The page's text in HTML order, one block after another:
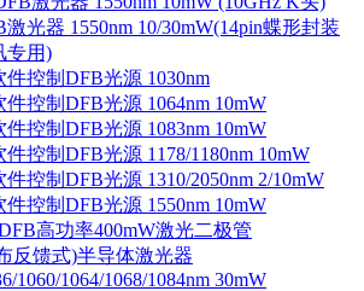
光器 1550nm 10/30mW(14pin蝶形封装
专用)
件控制DFB光源 1030nm
件控制DFB光源 1064nm 10mW
件控制DFB光源 1083nm 10mW
件控制DFB光源 1178/1180nm 10mW
件控制DFB光源 1310/2050nm 2/10mW
件控制DFB光源 1550nm 10mW
高功率400mW激光二极管
反馈式)半导体激光器
1060/1064/1068/1084nm 30mW